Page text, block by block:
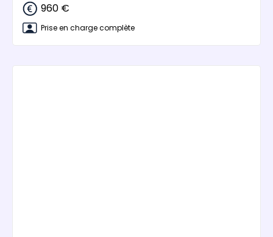
960 €
Prise en charge complète